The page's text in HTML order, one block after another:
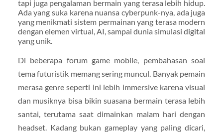
tapi juga pengalaman bermain yang terasa lebih hidup.
Ada yang suka karena nuansa cyberpunk-nya, ada juga
yang menikmati sistem permainan yang terasa modern
dengan elemen virtual, AI, sampai dunia simulasi digital
yang unik.
Di beberapa forum game mobile, pembahasan soal
tema futuristik memang sering muncul. Banyak pemain
merasa genre seperti ini lebih immersive karena visual
dan musiknya bisa bikin suasana bermain terasa lebih
santai, terutama saat dimainkan malam hari dengan
headset. Kadang bukan gameplay yang paling dicari,